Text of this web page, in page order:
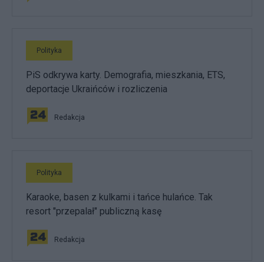
Polityka
PiS odkrywa karty. Demografia, mieszkania, ETS,
deportacje Ukraińców i rozliczenia
Redakcja
Polityka
Karaoke, basen z kulkami i tańce hulańce. Tak
resort "przepalał" publiczną kasę
Redakcja